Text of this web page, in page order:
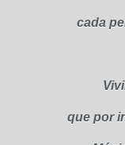
cada
que por